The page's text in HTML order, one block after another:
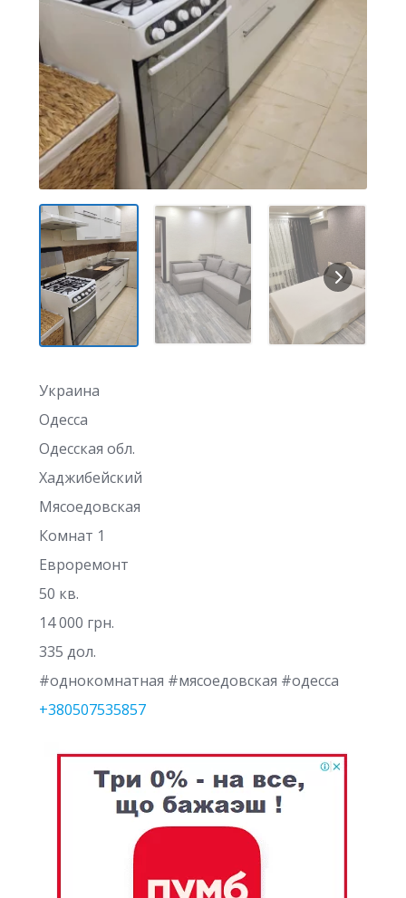
Украина
Одесса
Одесская обл.
Хаджибейский
Мясоедовская
Комнат 1
Евроремонт
50 кв.
14 000 грн.
335 дол.
#однокомнатная #мясоедовская #одесса
+380507535857